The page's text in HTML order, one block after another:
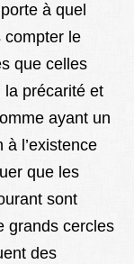
à quel
compter le
que celles
la précarité et
ayant un
l’existence
que les
sont
grands cercles
des